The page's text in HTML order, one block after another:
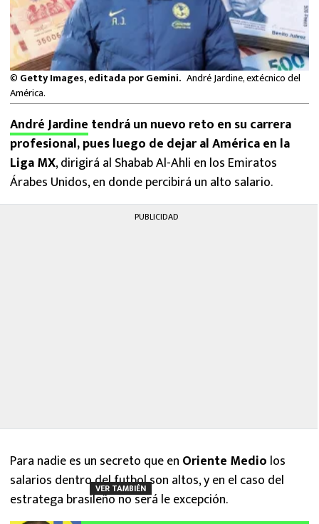
LIGA MX
NFL
© Getty Images, editada por Gemini. André Jardine, extécnico del
América.
André Jardine tendrá un nuevo reto en su carrera
profesional, pues luego de dejar al América en la
Liga MX, dirigirá al Shabab Al-Ahli en los Emiratos
Árabes Unidos, en donde percibirá un alto salario.
PUBLICIDAD
Para nadie es un secreto que en Oriente Medio los
salarios dentro del futbol son altos, y en el caso del
estratega brasileño no será le excepción.
VER TAMBIÉN